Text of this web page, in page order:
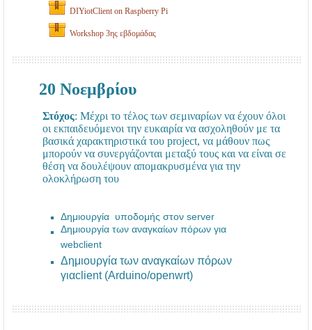
DIYiotClient on Raspberry Pi
Workshop 3ης εβδομάδας
20 Νοεμβρίου
Στόχος: Μέχρι το τέλος των σεμιναρίων να έχουν όλοι
οι εκπαιδευόμενοι την ευκαιρία να ασχοληθούν με τα
βασικά χαρακτηριστικά του project, να μάθουν πως
μπορούν να συνεργάζονται μεταξύ τους και να είναι σε
θέση να δουλέψουν απομακρυσμένα για την
ολοκλήρωση του
Δημιουργία υποδομής στον server
Δημιουργία των αναγκαίων πόρων για
webclient
Δημιουργία των αναγκαίων πόρων
γιαclient (Arduino/openwrt)